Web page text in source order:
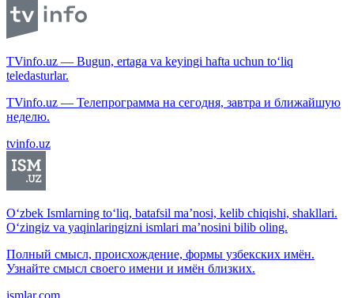
TVinfo.uz — Bugun, ertaga va keyingi hafta uchun to‘liq
teledasturlar.
TVinfo.uz — Телепрограмма на сегодня, завтра и ближайшую
неделю.
tvinfo.uz
O‘zbek Ismlarning to‘liq, batafsil ma’nosi, kelib chiqishi, shakllari.
O‘zingiz va yaqinlaringizni ismlari ma’nosini bilib oling.
Полный смысл, происхождение, формы узбекских имён.
Узнайте смысл своего имени и имён близких.